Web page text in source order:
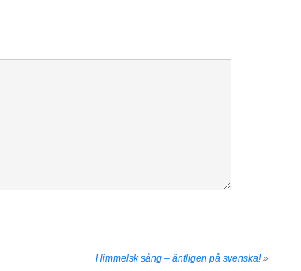
Himmelsk sång – äntligen på svenska!»